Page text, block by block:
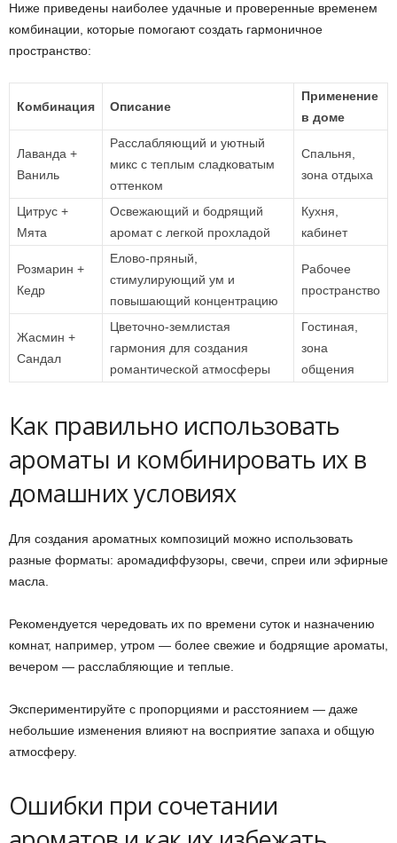
Ниже приведены наиболее удачные и проверенные временем
комбинации, которые помогают создать гармоничное
пространство:
Комбинация Описание
Применение
в доме
Лаванда +
Ваниль
Расслабляющий и уютный
микс с теплым сладковатым
оттенком
Спальня,
зона отдыха
Цитрус +
Мята
Освежающий и бодрящий
аромат с легкой прохладой
Кухня,
кабинет
Розмарин +
Кедр
Елово-пряный,
стимулирующий ум и
повышающий концентрацию
Рабочее
пространство
Жасмин +
Сандал
Цветочно-землистая
гармония для создания
романтической атмосферы
Гостиная,
зона
общения
Как правильно использовать
ароматы и комбинировать их в
домашних условиях
Для создания ароматных композиций можно использовать
разные форматы: аромадиффузоры, свечи, спреи или эфирные
масла.
Рекомендуется чередовать их по времени суток и назначению
комнат, например, утром — более свежие и бодрящие ароматы,
вечером — расслабляющие и теплые.
Экспериментируйте с пропорциями и расстоянием — даже
небольшие изменения влияют на восприятие запаха и общую
атмосферу.
Ошибки при сочетании